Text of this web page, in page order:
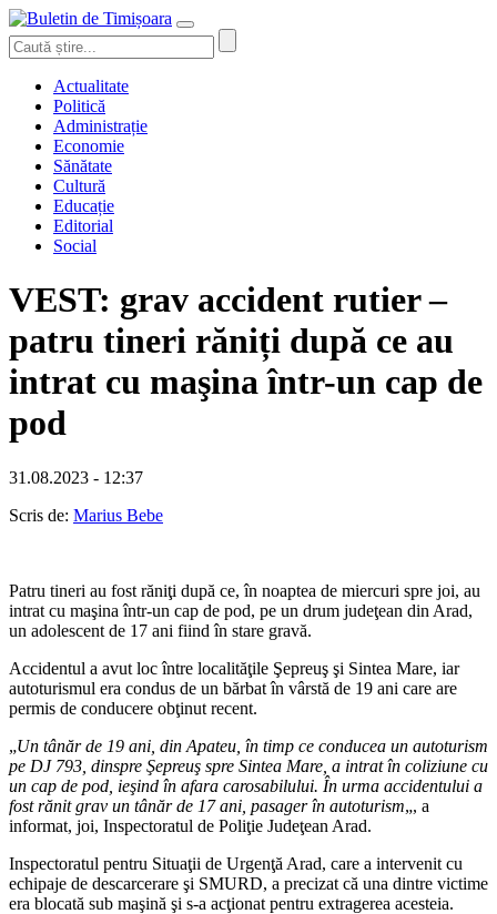
Actualitate
Politică
Administrație
Economie
Sănătate
Cultură
Educație
Editorial
Social
VEST: grav accident rutier –
patru tineri răniți după ce au
intrat cu maşina într-un cap de
pod
31.08.2023 - 12:37
Scris de: Marius Bebe
Patru tineri au fost răniţi după ce, în noaptea de miercuri spre joi, au
intrat cu maşina într-un cap de pod, pe un drum judeţean din Arad,
un adolescent de 17 ani fiind în stare gravă.
Accidentul a avut loc între localităţile Şepreuş şi Sintea Mare, iar
autoturismul era condus de un bărbat în vârstă de 19 ani care are
permis de conducere obţinut recent.
„Un tânăr de 19 ani, din Apateu, în timp ce conducea un autoturism
pe DJ 793, dinspre Şepreuş spre Sintea Mare, a intrat în coliziune cu
un cap de pod, ieşind în afara carosabilului. În urma accidentului a
fost rănit grav un tânăr de 17 ani, pasager în autoturism„, a
informat, joi, Inspectoratul de Poliţie Judeţean Arad.
Inspectoratul pentru Situaţii de Urgenţă Arad, care a intervenit cu
echipaje de descarcerare şi SMURD, a precizat că una dintre victime
era blocată sub maşină şi s-a acţionat pentru extragerea acesteia.